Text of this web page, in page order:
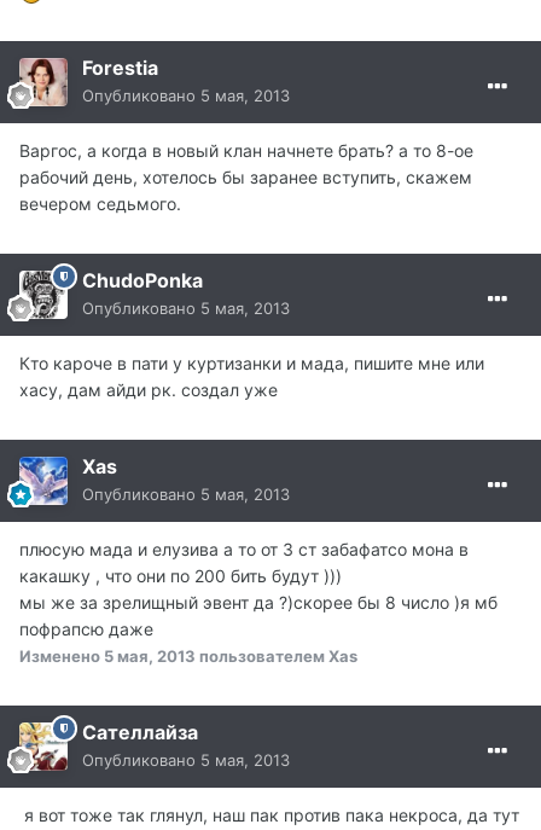
Forestia
Опубликовано 5 мая, 2013
Варгос, а когда в новый клан начнете брать? а то 8-ое
рабочий день, хотелось бы заранее вступить, скажем
вечером седьмого.
ChudoPonka
Опубликовано 5 мая, 2013
Кто кароче в пати у куртизанки и мада, пишите мне или
хасу, дам айди рк. создал уже
Xas
Опубликовано 5 мая, 2013
плюсую мада и елузива а то от 3 ст забафатсо мона в
какашку , что они по 200 бить будут )))
мы же за зрелищный эвент да ?)скорее бы 8 число )я мб
пофрапсю даже
Изменено 5 мая, 2013 пользователем Xas
Сателлайза
Опубликовано 5 мая, 2013
я вот тоже так глянул, наш пак против пака некроса, да тут